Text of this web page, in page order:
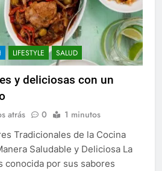
LIFESTYLE SALUD
y deliciosas con un
atrás 0 1 minutos
Tradicionales de la Cocina
Saludable y Deliciosa La
conocida por sus sabores